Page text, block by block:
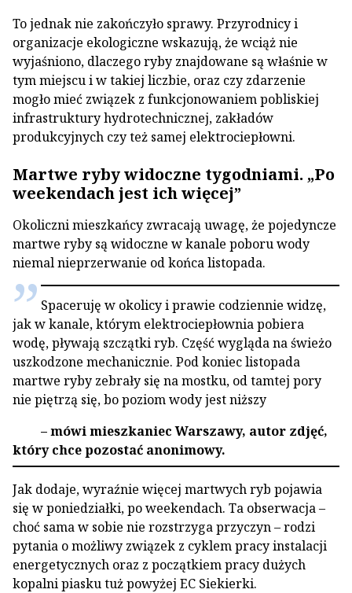
To jednak nie zakończyło sprawy. Przyrodnicy i
organizacje ekologiczne wskazują, że wciąż nie
wyjaśniono, dlaczego ryby znajdowane są właśnie w
tym miejscu i w takiej liczbie, oraz czy zdarzenie
mogło mieć związek z funkcjonowaniem pobliskiej
infrastruktury hydrotechnicznej, zakładów
produkcyjnych czy też samej elektrociepłowni.
Martwe ryby widoczne tygodniami. „Po
weekendach jest ich więcej”
Okoliczni mieszkańcy zwracają uwagę, że pojedyncze
martwe ryby są widoczne w kanale poboru wody
niemal nieprzerwanie od końca listopada.
Spaceruję w okolicy i prawie codziennie widzę,
jak w kanale, którym elektrociepłownia pobiera
wodę, pływają szczątki ryb. Część wygląda na świeżo
uszkodzone mechanicznie. Pod koniec listopada
martwe ryby zebrały się na mostku, od tamtej pory
nie piętrzą się, bo poziom wody jest niższy
– mówi mieszkaniec Warszawy, autor zdjęć,
który chce pozostać anonimowy.
Jak dodaje, wyraźnie więcej martwych ryb pojawia
się w poniedziałki, po weekendach. Ta obserwacja –
choć sama w sobie nie rozstrzyga przyczyn – rodzi
pytania o możliwy związek z cyklem pracy instalacji
energetycznych oraz z początkiem pracy dużych
kopalni piasku tuż powyżej EC Siekierki.